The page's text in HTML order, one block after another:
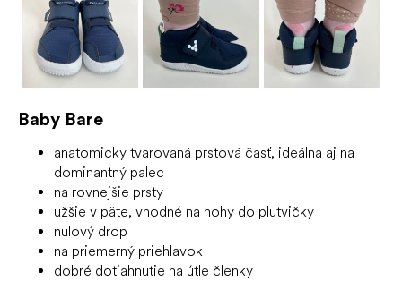
Baby Bare
anatomicky tvarovaná prstová časť, ideálna aj na
dominantný palec
na rovnejšie prsty
užšie v päte, vhodné na nohy do plutvičky
nulový drop
na priemerný priehlavok
dobré dotiahnutie na útle členky